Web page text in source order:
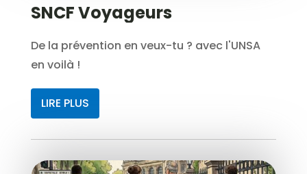
SNCF Voyageurs
De la prévention en veux-tu ? avec l'UNSA
en voilà !
LIRE PLUS